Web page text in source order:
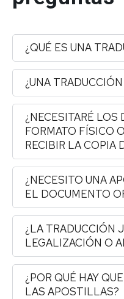
¿QUÉ ES UNA
¿UNA
¿NECESITARÉ LOS
FORMATO FÍSICO
RECIBIR LA COPIA
¿NECESITO UNA
EL DOCUMENTO
¿LA TRADUCCIÓN
LEGALIZACIÓN O
¿POR QUÉ HAY
LAS APOSTILLAS?